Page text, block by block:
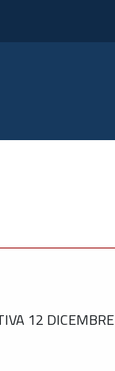
12 DICEMBRE